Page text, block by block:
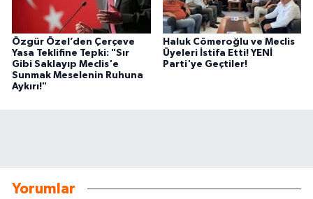
Özgür Özel’den Çerçeve
Yasa Teklifine Tepki: "Sır
Gibi Saklayıp Meclis'e
Sunmak Meselenin Ruhuna
Aykırı!"
Haluk Cömeroğlu ve Meclis
Üyeleri İstifa Etti! YENİ
Parti'ye Geçtiler!
Yorumlar